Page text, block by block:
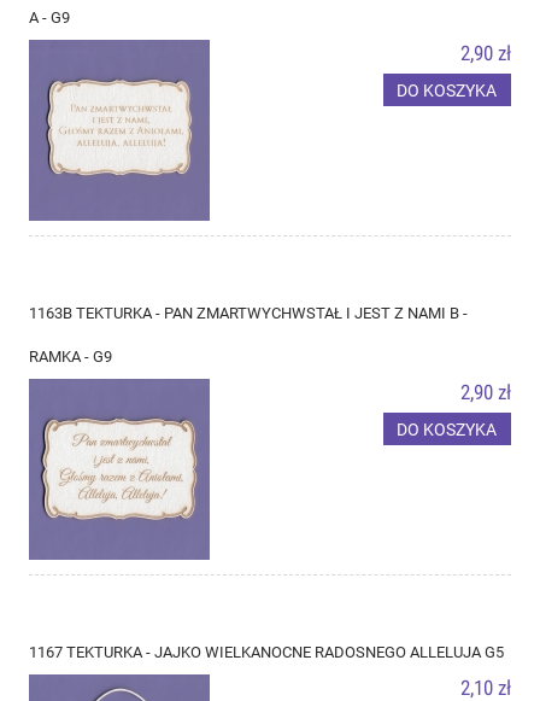
A - G9
2,90 zł
DO KOSZYKA
1163B TEKTURKA - PAN ZMARTWYCHWSTAŁ I JEST Z NAMI B -
RAMKA - G9
2,90 zł
DO KOSZYKA
1167 TEKTURKA - JAJKO WIELKANOCNE RADOSNEGO ALLELUJA G5
2,10 zł